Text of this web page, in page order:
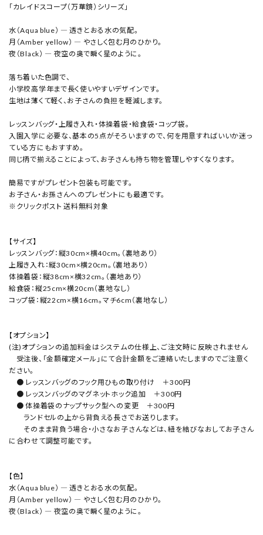
「カレイドスコープ（万華鏡）シリーズ」
水（Aqua blue） ― 透きとおる水の気配。
月（Amber yellow） ― やさしく包む月のひかり。
夜（Black） ― 夜空の奥で瞬く星のように。
落ち着いた色調で、
小学校高学年まで長く使いやすいデザインです。
生地は薄くて軽く、お子さんの負担を軽減します。
レッスンバッグ・上履き入れ・体操着袋・給食袋・コップ袋。
入園入学に必要な、基本の5点がそろいますので、何を用意すればいいか迷っ
ている方にもおすすめ。
同じ柄で揃えることによって、お子さんも持ち物を管理しやすくなります。
簡易ですがプレゼント包装も可能です。
お子さん・お孫さんへのプレゼントにも最適です。
※クリックポスト 送料無料対象
【サイズ】
レッスンバッグ：縦30cm×横40cm。（裏地あり）
上履き入れ：縦30cm×横20cm。（裏地あり）
体操着袋：縦38cm×横32cm。（裏地あり）
給食袋：縦25cm×横20cm（裏地なし）
コップ袋：縦22cm×横16cm。マチ6cm（裏地なし）
【オプション】
(注)オプションの追加料金はシステムの仕様上、ご注文時に反映されません
受注後、「金額確定メール」にて合計金額をご連絡いたしますのでご注意く
ださい。
● レッスンバッグのフック用ひもの取り付け ＋300円
● レッスンバッグのマグネットホック追加 ＋300円
● 体操着袋のナップサック型への変更 ＋300円
ランドセルの上から背負える長さでお送りします。
そのまま背負う場合・小さなお子さんなどは、紐を結びなおしてお子さん
に合わせて調整可能です。
【色】
水（Aqua blue） ― 透きとおる水の気配。
月（Amber yellow） ― やさしく包む月のひかり。
夜（Black） ― 夜空の奥で瞬く星のように。